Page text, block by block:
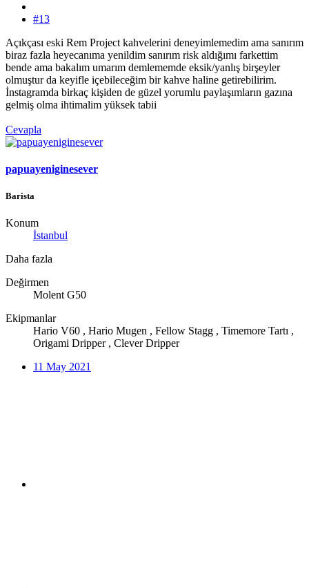
#13
Açıkçası eski Rem Project kahvelerini deneyimlemedim ama sanırım
biraz fazla heyecanıma yenildim sanırım risk aldığımı farkettim
bende ama bakalım umarım demlememde eksik/yanlış birşeyler
olmuştur da keyifle içebileceğim bir kahve haline getirebilirim.
İnstagramda birkaç kişiden de güzel yorumlu paylaşımların gazına
gelmiş olma ihtimalim yüksek tabii
Cevapla
papuayeniginesever
Barista
Konum
İstanbul
Daha fazla
Değirmen
Molent G50
Ekipmanlar
Hario V60 , Hario Mugen , Fellow Stagg , Timemore Tartı ,
Origami Dripper , Clever Dripper
11 May 2021